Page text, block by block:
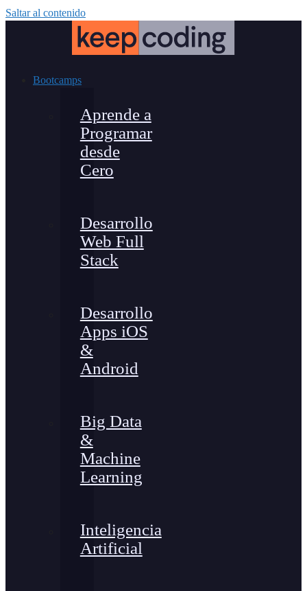
Saltar al contenido
Bootcamps
Aprende a
Programar
desde
Cero
Desarrollo
Web Full
Stack
Desarrollo
Apps iOS
&
Android
Big Data
&
Machine
Learning
Inteligencia
Artificial